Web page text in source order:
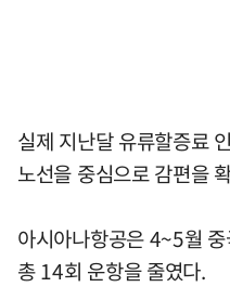
실제 지난달 유류할증료
노선을 중심으로 감편을
아시아나항공은 4~5월
총 14회 운항을 줄였다.